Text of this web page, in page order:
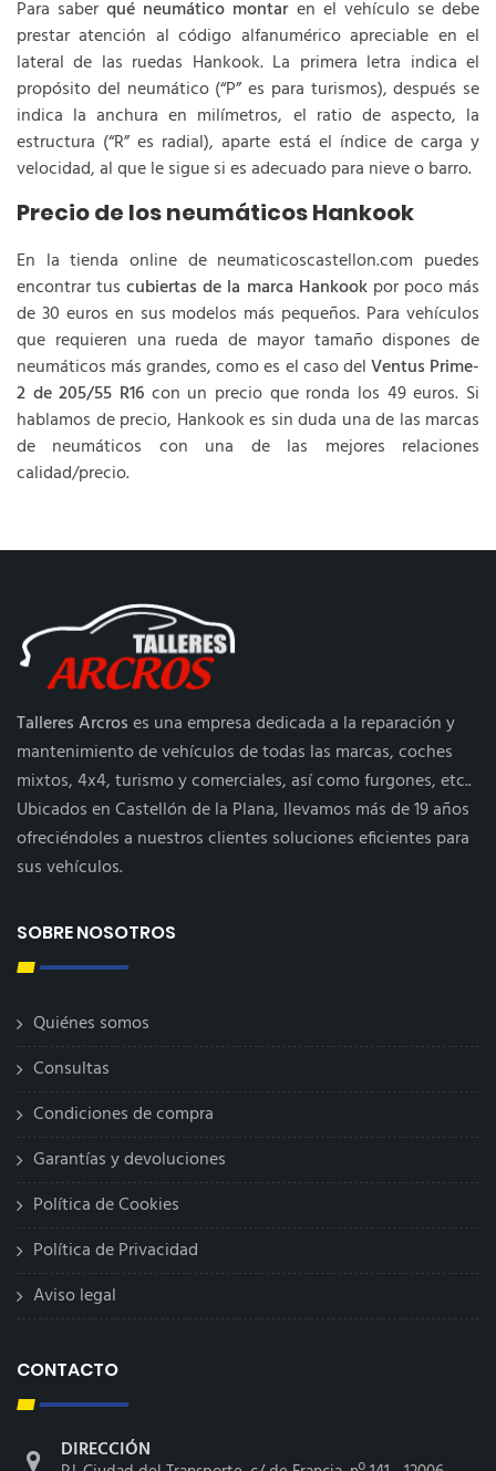
Para saberqué neumático montaren el vehículo se debe
prestar atención al código alfanumérico apreciable en el
lateral de las ruedas Hankook. La primera letra indica el
propósito del neumático (“P” es para turismos), después se
indica la anchura en milímetros, el ratio de aspecto, la
estructura (“R” es radial), aparte está el índice de carga y
velocidad, al que le sigue si es adecuado para nieve o barro.
Precio de los neumáticos Hankook
En la tienda online de neumaticoscastellon.com puedes
encontrar tuscubiertas de la marca Hankookpor poco más
de 30 euros en sus modelos más pequeños. Para vehículos
que requieren una rueda de mayor tamaño dispones de
neumáticos más grandes, como es el caso delVentus Prime-
2 de 205/55 R16 con un precio que ronda los 49 euros. Si
hablamos de precio, Hankook es sin duda una de las marcas
de neumáticos con una de las mejores relaciones
calidad/precio.
Talleres Arcroses una empresa dedicada a la reparación y
mantenimiento de vehículos de todas las marcas, coches
mixtos, 4x4, turismo y comerciales, así como furgones, etc..
Ubicados en Castellón de la Plana, llevamos más de 19 años
ofreciéndoles a nuestros clientes soluciones eficientes para
sus vehículos.
SOBRE NOSOTROS
Quiénes somos
Consultas
Condiciones de compra
Garantías y devoluciones
Política de Cookies
Política de Privacidad
Aviso legal
CONTACTO
DIRECCIÓN